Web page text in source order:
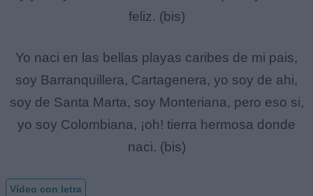
feliz. (bis)
Yo naci en las bellas playas caribes de mi pais,
soy Barranquillera, Cartagenera, yo soy de ahi,
soy de Santa Marta, soy Monteriana, pero eso si,
yo soy Colombiana, ¡oh! tierra hermosa donde
naci. (bis)
Vídeo con letra